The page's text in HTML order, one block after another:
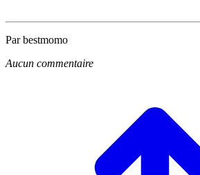
Par bestmomo
Aucun commentaire